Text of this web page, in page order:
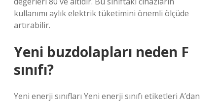
kullanımı aylık elektrik tüketimini önemli ölçüde
artırabilir.
Yeni buzdolapları neden F
sınıfı?
Yeni enerji sınıfları Yeni enerji sınıfı etiketleri A’dan